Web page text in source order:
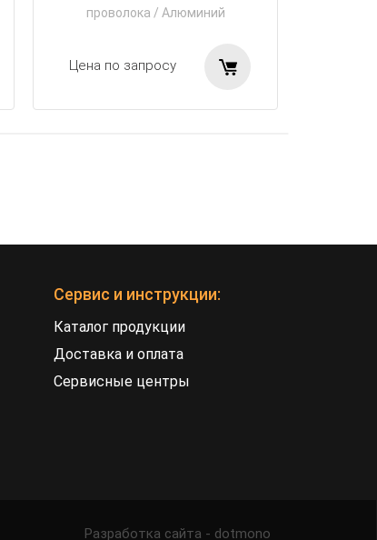
проволока / Алюминий
Цена по запросу
Сервис и инструкции:
Каталог продукции
Доставка и оплата
Сервисные центры
Разработка сайта - dotmono